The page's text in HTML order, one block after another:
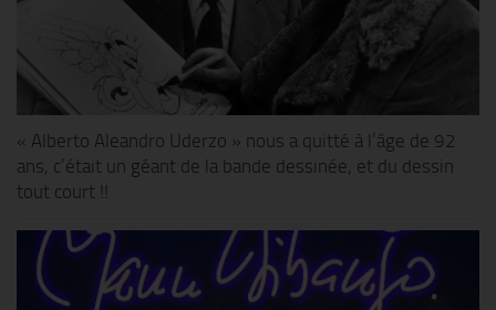
« Alberto Aleandro Uderzo » nous a quitté à l’âge de 92
ans, c’était un géant de la bande dessinée, et du dessin
tout court !!